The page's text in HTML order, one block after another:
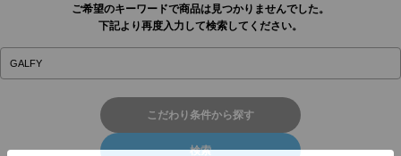
ご希望のキーワードで商品は見つかりませんでした。
下記より再度入力して検索してください。
こだわり条件から探す